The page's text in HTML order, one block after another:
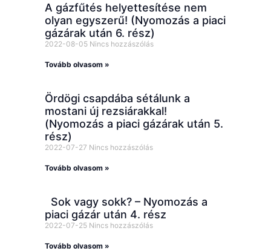
A gázfűtés helyettesítése nem
olyan egyszerű! (Nyomozás a piaci
gázárak után 6. rész)
2022-08-05 Nincs hozzászólás
Tovább olvasom »
Ördögi csapdába sétálunk a
mostani új rezsiárakkal!
(Nyomozás a piaci gázárak után 5.
rész)
2022-07-27 Nincs hozzászólás
Tovább olvasom »
Sok vagy sokk? – Nyomozás a
piaci gázár után 4. rész
2022-07-25 Nincs hozzászólás
Tovább olvasom »